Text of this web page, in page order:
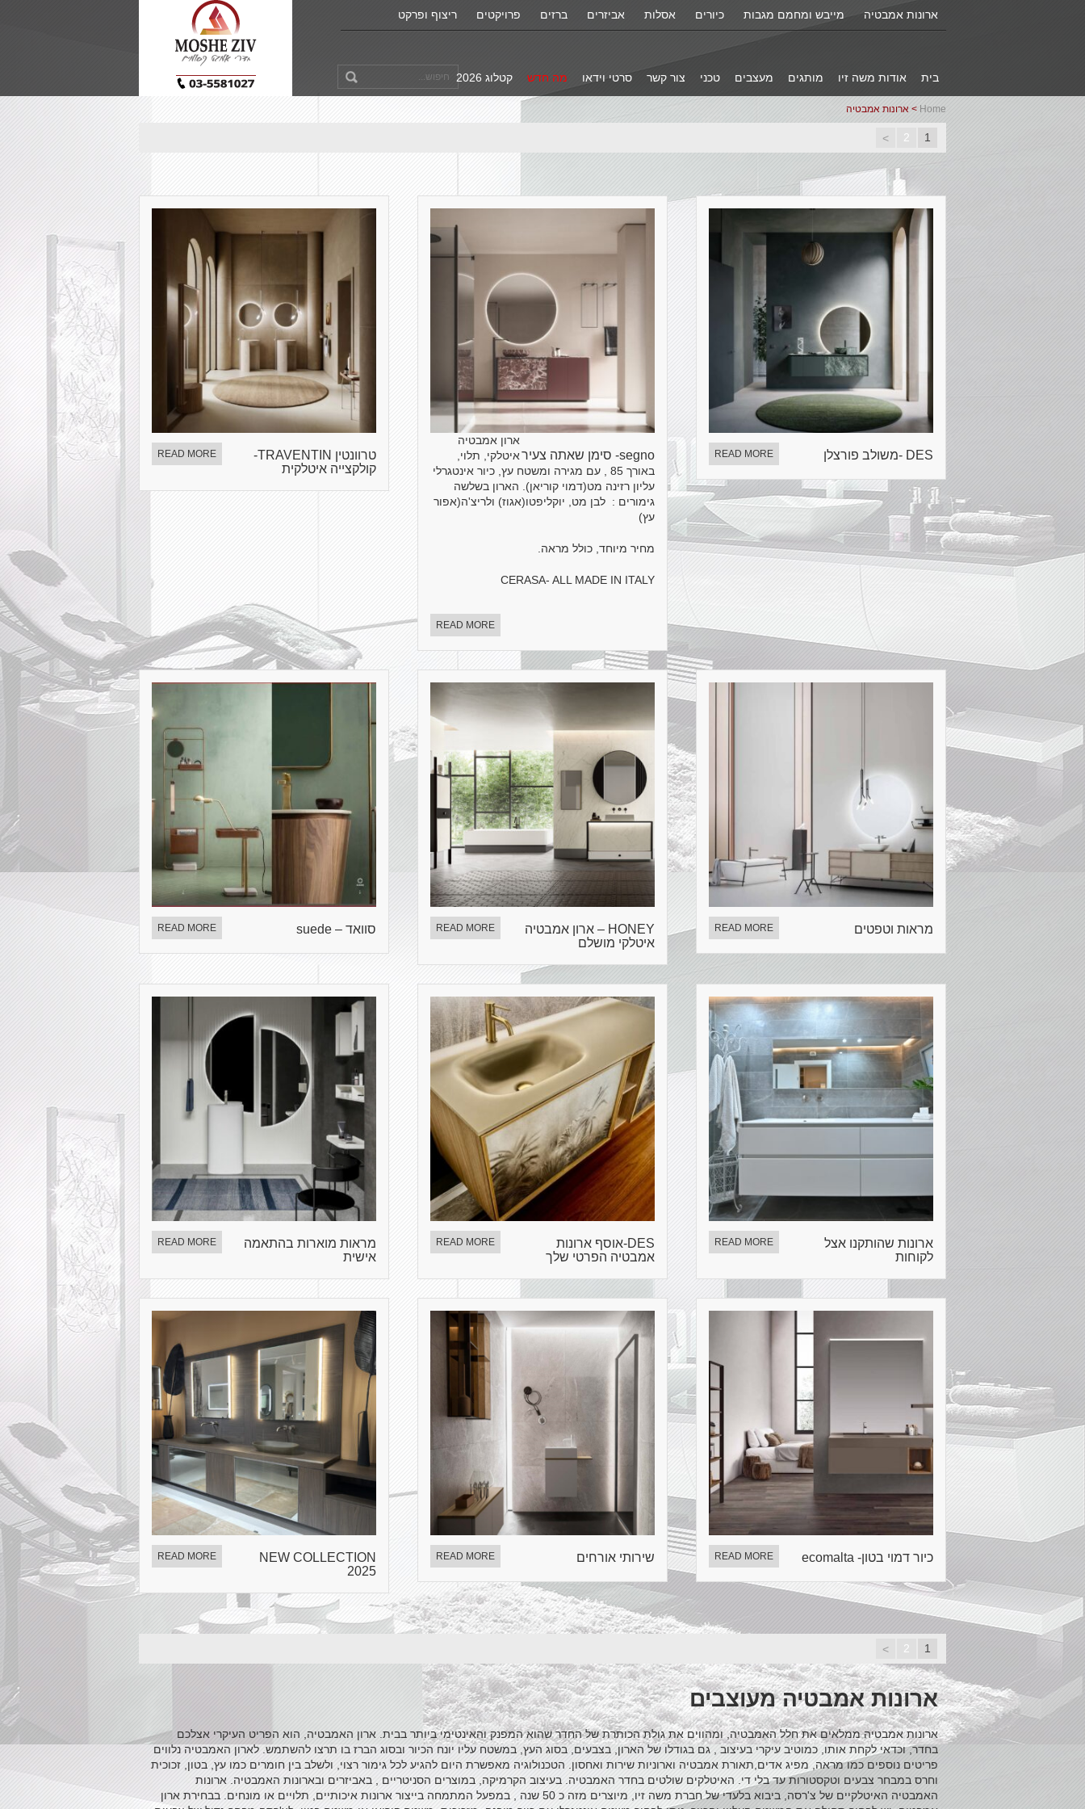
ארונות אמבטיה מייבש ומחמם מגבות כיורים אסלות אביזרים ברזים פרויקטים ריצוף ופרקט
קטלוג 2026 מה חדש סרטי וידאו צור קשר טכני מעצבים מותגים אודות משה זיו בית
Home > ארונות אמבטיה
1
2
>
טרוונטין TRAVENTIN-
קולקצייה איטלקית
READ MORE segno- סימן שאתה צעיר
ארון אמבטיה
איטלקי, תלוי,
באורך 85 , עם מגירה ומשטח עץ, כיור אינטגרלי
עליון רזינה מט(דמוי קוריאן). הארון בשלשה
גימורים : לבן מט, יוקליפטו(אגוז) ולריצ'ה(אפור
עץ)
מחיר מיוחד, כולל מראה.
CERASA- ALL MADE IN ITALY
READ MORE
DES -משולב פורצלן READ MORE
סוואד – suede READ MORE
HONEY – ארון אמבטיה
איטלקי מושלם
READ MORE מראות וטפטים READ MORE
מראות מוארות בהתאמה
אישית
READ MORE
DES-אוסף ארונות
אמבטיה הפרטי שלך
READ MORE
ארונות שהותקנו אצל
לקוחות
READ MORE
NEW COLLECTION
2025
READ MORE שירותי אורחים READ MORE כיור דמוי בטון- ecomalta READ MORE
1
2
>
ארונות אמבטיה מעוצבים
ארונות אמבטיה ממלאים את חלל האמבטיה, ומהווים את גולת הכותרת של החדר שהוא המפנק והאינטימי ביותר בבית. ארון האמבטיה, הוא הפריט העיקרי אצלכם
בחדר, וכדאי לקחת אותו, כמוטיב עיקרי בעיצוב , גם בגודלו של הארון, בצבעים, בסוג העץ, במשטח עליו יונח הכיור ובסוג הברז בו תרצו להשתמש. לארון האמבטיה נלווים
פריטים נוספים כמו מראה, מפיג אדים,תאורת אמבטיה וארוניות שירות ואחסון. הטכנולוגיה מאפשרת היום להגיע לכל גימור רצוי, ולשלב בין חומרים כמו עץ, בטון, זכוכית
וחרס במבחר צבעים וטקסטורות עד בלי די. האיטלקים שולטים בחדר האמבטיה. בעיצוב הקרמיקה, במוצרים הסניטריים , באביזרים ובארונות האמבטיה. ארונות
האמבטיה האיטלקיים של צ'רסה, ביבוא בלעדי של חברת משה זיו, מיוצרים מזה כ 50 שנה , במפעל המתמחה בייצור ארונות איכותיים, תלויים או מונחים. בבחירת ארון